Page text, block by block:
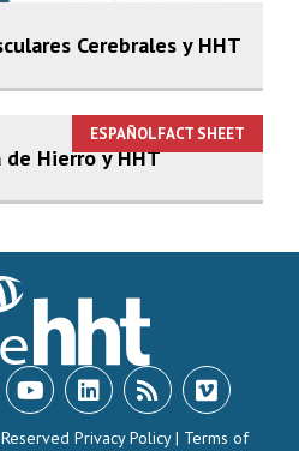
Cerebrales y HHT
ESPAÑOLFACT SHEET
Hierro y HHT
Privacy Policy| Terms of